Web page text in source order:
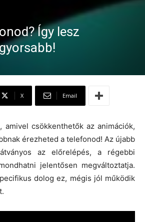
Így lesz
X Email
amivel csökkenthetők az animációk,
érezheted a telefonod! Az újabb
az előrelépés, a régebbi
jelentősen megváltoztatja.
dolog ez, mégis jól működik